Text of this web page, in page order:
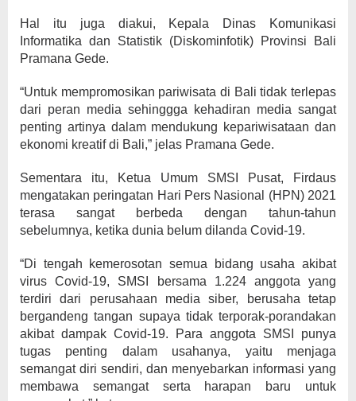
Hal itu juga diakui, Kepala Dinas Komunikasi
Informatika dan Statistik (Diskominfotik) Provinsi Bali
Pramana Gede.
“Untuk mempromosikan pariwisata di Bali tidak terlepas
dari peran media sehinggga kehadiran media sangat
penting artinya dalam mendukung kepariwisataan dan
ekonomi kreatif di Bali,” jelas Pramana Gede.
Sementara itu, Ketua Umum SMSI Pusat, Firdaus
mengatakan peringatan Hari Pers Nasional (HPN) 2021
terasa sangat berbeda dengan tahun-tahun
sebelumnya, ketika dunia belum dilanda Covid-19.
“Di tengah kemerosotan semua bidang usaha akibat
virus Covid-19, SMSI bersama 1.224 anggota yang
terdiri dari perusahaan media siber, berusaha tetap
bergandeng tangan supaya tidak terporak-porandakan
akibat dampak Covid-19. Para anggota SMSI punya
tugas penting dalam usahanya, yaitu menjaga
semangat diri sendiri, dan menyebarkan informasi yang
membawa semangat serta harapan baru untuk